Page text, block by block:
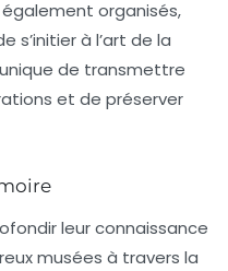
organisés,
à l’art de la
de transmettre
et de préserver
leur connaissance
musées à travers la